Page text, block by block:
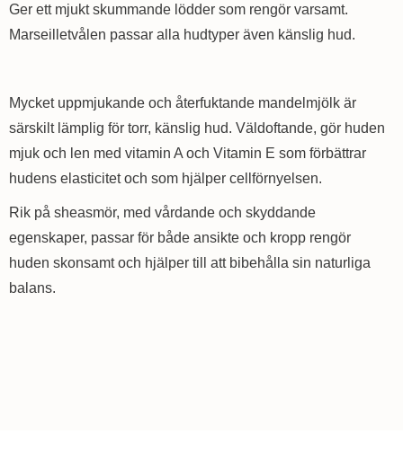
Ger ett mjukt skummande lödder som rengör varsamt.
Marseilletvålen passar alla hudtyper även känslig hud.
Mycket uppmjukande och återfuktande mandelmjölk är
särskilt lämplig för torr, känslig hud. Väldoftande, gör huden
mjuk och len med vitamin A och Vitamin E som förbättrar
hudens elasticitet och som hjälper cellförnyelsen.
Rik på sheasmör, med vårdande och skyddande
egenskaper, passar för både ansikte och kropp rengör
huden skonsamt och hjälper till att bibehålla sin naturliga
balans.